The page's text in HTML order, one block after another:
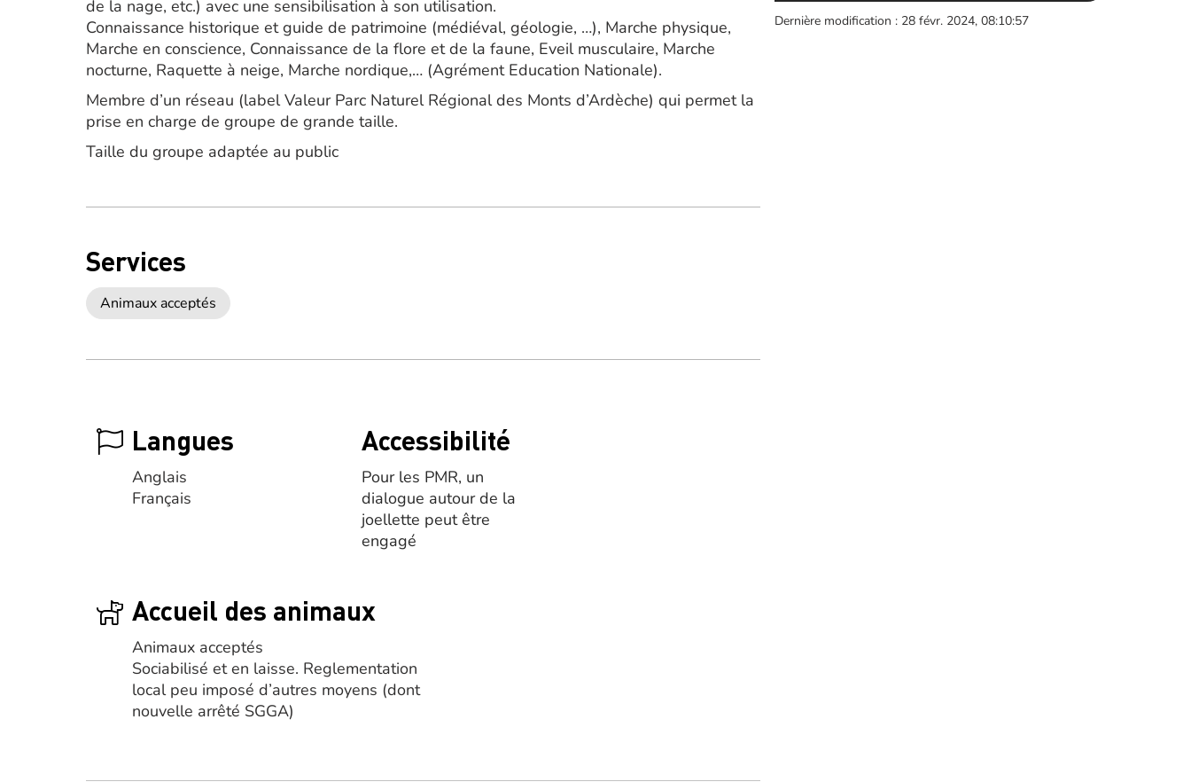
de la nage, etc.) avec une sensibilisation à son utilisation.
Connaissance historique et guide de patrimoine (médiéval, géologie, …), Marche physique,
Marche en conscience, Connaissance de la flore et de la faune, Eveil musculaire, Marche
nocturne, Raquette à neige, Marche nordique,… (Agrément Education Nationale).
Membre d’un réseau (label Valeur Parc Naturel Régional des Monts d’Ardèche) qui permet la
prise en charge de groupe de grande taille.
Taille du groupe adaptée au public
Services
Animaux acceptés
Langues
Anglais
Français
Accessibilité
Pour les PMR, un
dialogue autour de la
joellette peut être
engagé
Accueil des animaux
Animaux acceptés
Sociabilisé et en laisse. Reglementation
local peu imposé d’autres moyens (dont
nouvelle arrêté SGGA)
Dernière modification : 28 févr. 2024, 08:10:57